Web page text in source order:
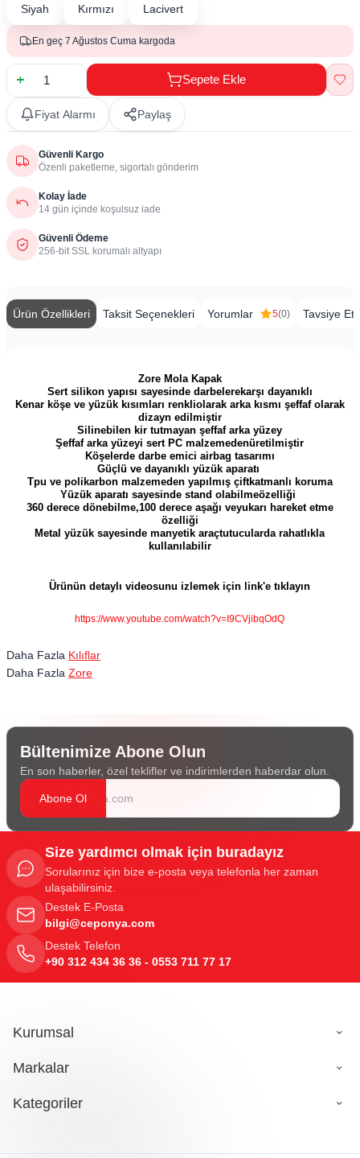
Siyah Kırmızı Lacivert
En geç 7 Ağustos Cuma kargoda
Sepete Ekle
Fiyat Alarmı Paylaş
Güvenli Kargo
Özenli paketleme, sigortalı gönderim
Kolay İade
14 gün içinde koşulsuz iade
Güvenli Ödeme
256-bit SSL korumalı altyapı
Ürün Özellikleri Taksit Seçenekleri Yorumlar 5(0) Tavsiye Et
Zore Mola Kapak
Sert silikon yapısı sayesinde darbelerekarşı dayanıklı
Kenar köşe ve yüzük kısımları renkliolarak arka kısmı şeffaf olarak
dizayn edilmiştir
Silinebilen kir tutmayan şeffaf arka yüzey
Şeffaf arka yüzeyi sert PC malzemedenüretilmiştir
Köşelerde darbe emici airbag tasarımı
Güçlü ve dayanıklı yüzük aparatı
Tpu ve polikarbon malzemeden yapılmış çiftkatmanlı koruma
Yüzük aparatı sayesinde stand olabilmeözelliği
360 derece dönebilme,100 derece aşağı veyukarı hareket etme
özelliği
Metal yüzük sayesinde manyetik araçtutucularda rahatlıkla
kullanılabilir
Ürünün detaylı videosunu izlemek için link'e tıklayın
https://www.youtube.com/watch?v=I9CVjibqOdQ
Daha Fazla Kılıflar
Daha Fazla Zore
Bültenimize Abone Olun
En son haberler, özel teklifler ve indirimlerden haberdar olun.
Abone Ol
Size yardımcı olmak için buradayız
Sorularınız için bize e-posta veya telefonla her zaman
ulaşabilirsiniz.
Destek E-Posta
bilgi@ceponya.com
Destek Telefon
+90 312 434 36 36 - 0553 711 77 17
Kurumsal
Markalar
Kategoriler